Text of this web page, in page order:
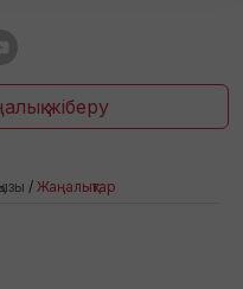
жіберу
/ Жаңалықтар